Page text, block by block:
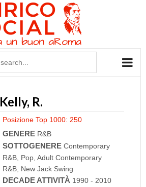
Kelly, R.
Posizione Top 1000: 250
GENERE R&B
SOTTOGENERE Contemporary
R&B, Pop, Adult Contemporary
R&B, New Jack Swing
DECADE ATTIVITÀ 1990 - 2010